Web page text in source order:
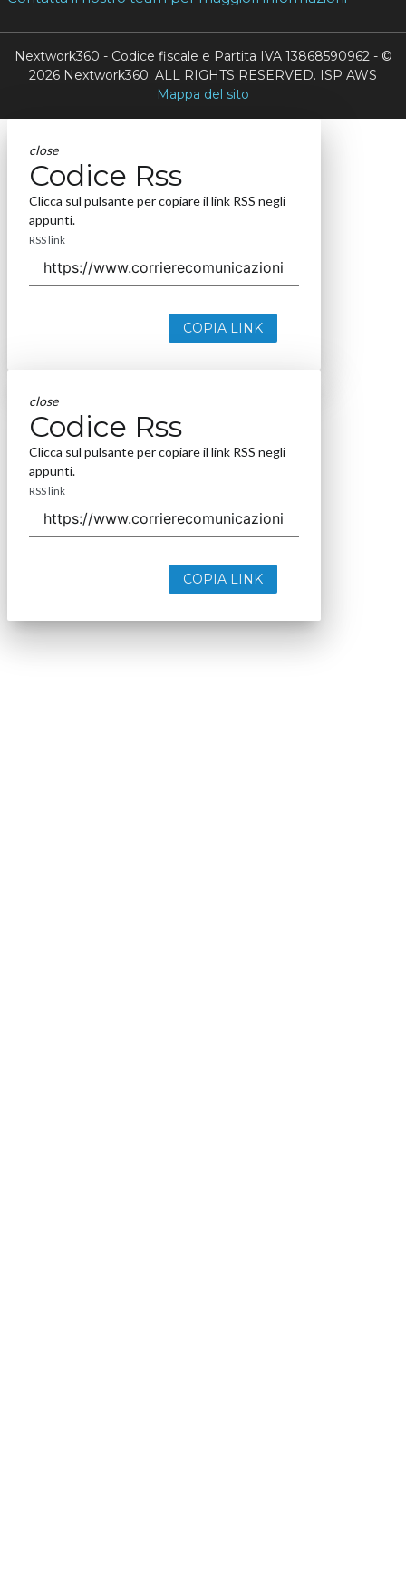
Nextwork360 - Codice fiscale e Partita IVA 13868590962 - ©
2026 Nextwork360. ALL RIGHTS RESERVED. ISP AWS
Mappa del sito
close
Codice Rss
Clicca sul pulsante per copiare il link RSS negli
appunti.
RSS link
COPIA LINK
close
Codice Rss
Clicca sul pulsante per copiare il link RSS negli
appunti.
RSS link
COPIA LINK